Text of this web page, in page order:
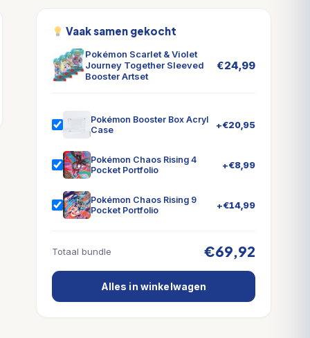
Vaak samen gekocht
Pokémon Scarlet & Violet
Journey Together Sleeved
Booster Artset
€24,99
Pokémon Booster Box Acryl
Case
+€20,95
Pokémon Chaos Rising 4
Pocket Portfolio
+€8,99
Pokémon Chaos Rising 9
Pocket Portfolio
+€14,99
Totaal bundle €69,92
Alles in winkelwagen